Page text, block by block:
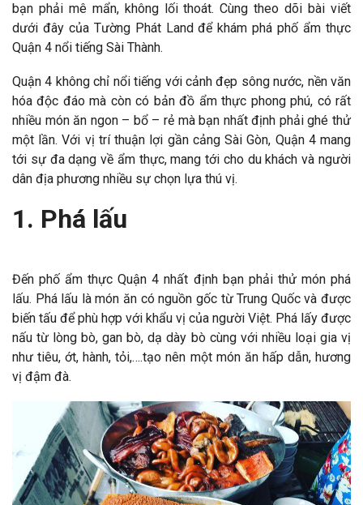
bạn phải mê mẩn, không lối thoát. Cùng theo dõi bài viết
dưới đây của Tường Phát Land để khám phá phố ẩm thực
Quận 4 nổi tiếng Sài Thành.
Quận 4 không chỉ nổi tiếng với cảnh đẹp sông nước, nền văn
hóa độc đáo mà còn có bản đồ ẩm thực phong phú, có rất
nhiều món ăn ngon – bổ – rẻ mà bạn nhất định phải ghé thử
một lần. Với vị trí thuận lợi gần cảng Sài Gòn, Quận 4 mang
tới sự đa dạng về ẩm thực, mang tới cho du khách và người
dân địa phương nhiều sự chọn lựa thú vị.
1. Phá lấu
Đến phố ẩm thực Quận 4 nhất định bạn phải thử món phá
lấu. Phá lấu là món ăn có nguồn gốc từ Trung Quốc và được
biến tấu để phù hợp với khẩu vị của người Việt. Phá lấy được
nấu từ lòng bò, gan bò, dạ dày bò cùng với nhiều loại gia vị
như tiêu, ớt, hành, tỏi,….tạo nên một món ăn hấp dẫn, hương
vị đậm đà.